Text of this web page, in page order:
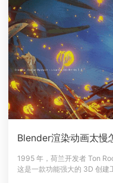
登录
Blender渲染动画太慢
1995 年，荷兰开发者 Ton
这是一款功能强大的 3D 创建